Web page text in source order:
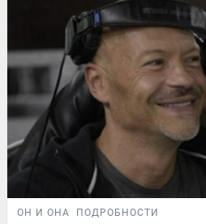
ОН И ОНА ПОДРОБНОСТИ